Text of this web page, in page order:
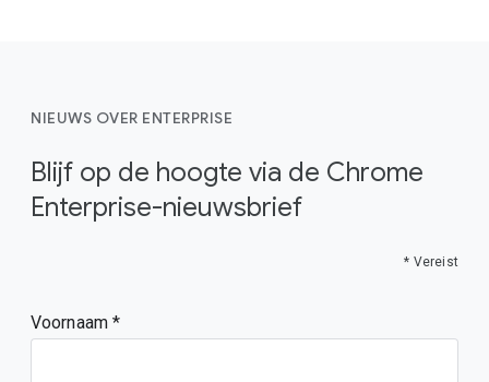
NIEUWS OVER ENTERPRISE
Blijf op de hoogte via de Chrome
Enterprise-nieuwsbrief
* Vereist
Voornaam